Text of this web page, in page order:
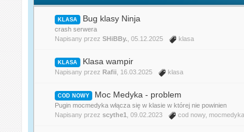
KLASA Bug klasy Ninja
crash serwera
Napisany przezSHiBBy. , 05.12.2025 klasa
KLASA Klasa wampir
Napisany przez Rafii , 16.03.2025 klasa
COD NOWY Moc Medyka - problem
Pugin mocmedyka włącza się w klasie w której nie powinien
Napisany przezscythe1 , 09.02.2023 cod nowy, mocmedyka